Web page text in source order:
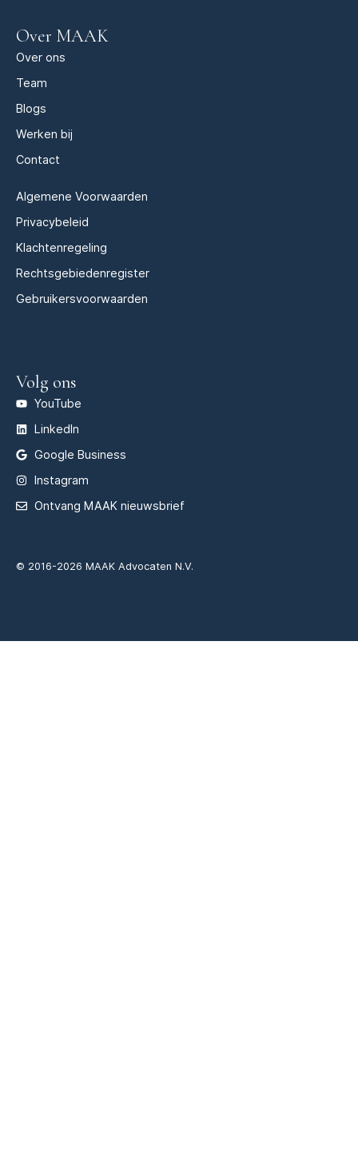
Over MAAK
Over ons
Team
Blogs
Werken bij
Contact
Algemene Voorwaarden
Privacybeleid
Klachtenregeling
Rechtsgebiedenregister
Gebruikersvoorwaarden
Volg ons
YouTube
LinkedIn
Google Business
Instagram
Ontvang MAAK nieuwsbrief
© 2016-2026 MAAK Advocaten N.V.